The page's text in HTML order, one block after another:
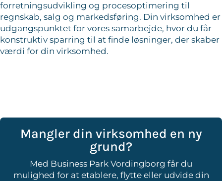
forretningsudvikling og procesoptimering til
regnskab, salg og markedsføring. Din virksomhed er
udgangspunktet for vores samarbejde, hvor du får
konstruktiv sparring til at finde løsninger, der skaber
værdi for din virksomhed.
Mangler din virksomhed en ny
grund?
Med Business Park Vordingborg får du
mulighed for at etablere, flytte eller udvide din